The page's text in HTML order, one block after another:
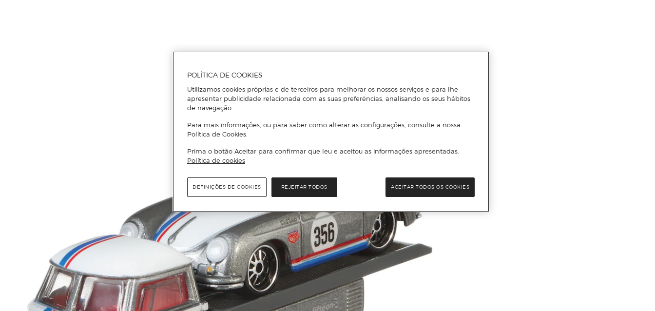
POLÍTICA DE COOKIES
Utilizamos cookies próprias e de terceiros para melhorar os nossos serviços e para lhe
apresentar publicidade relacionada com as suas preferências, analisando os seus hábitos
de navegação.
Para mais informações, ou para saber como alterar as configurações, consulte a nossa
Política de Cookies.
Prima o botão Aceitar para confirmar que leu e aceitou as informações apresentadas.
Política de cookies
REJEITAR TODOS ACEITAR TODOS OS COOKIES
DEFINIÇÕES DE COOKIES